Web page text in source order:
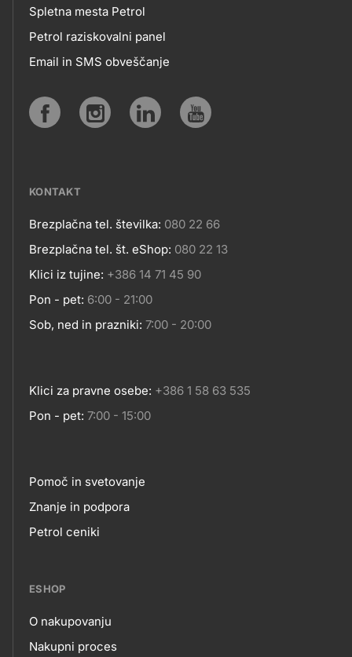
MOBILNE
APLIKACIJE
SPLETNA
Spletna mesta Petrol
Petrol raziskovalni panel
Email in SMS obveščanje
KONTAKT
Kontakt
Brezplačna tel. številka: 080 22 66
Brezplačna tel. št. eShop: 080 22 13
Klici iz tujine: +386 14 71 45 90
Pon - pet: 6:00 - 21:00
Sob, ned in prazniki: 7:00 - 20:00
Klici za pravne osebe: +386 1 58 63 535
Pon - pet: 7:00 - 15:00
Footer
links
Pomoč in svetovanje
Znanje in podpora
Petrol ceniki
ESHOP
O nakupovanju
Nakupni proces